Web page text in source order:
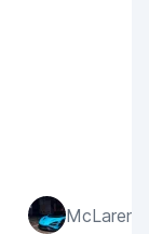
McLaren